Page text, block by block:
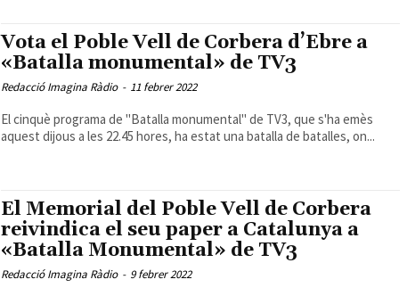
Vota el Poble Vell de Corbera d’Ebre a
«Batalla monumental» de TV3
Redacció Imagina Ràdio - 11 febrer 2022
El cinquè programa de "Batalla monumental" de TV3, que s'ha emès
aquest dijous a les 22.45 hores, ha estat una batalla de batalles, on...
El Memorial del Poble Vell de Corbera
reivindica el seu paper a Catalunya a
«Batalla Monumental» de TV3
Redacció Imagina Ràdio - 9 febrer 2022